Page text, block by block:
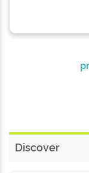
Discover